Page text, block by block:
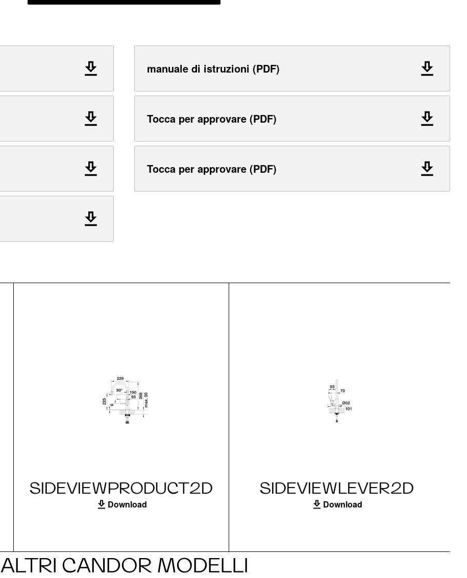
manuale di istruzioni (PDF)
Tocca per approvare (PDF)
Tocca per approvare (PDF)
SIDEVIEWPRODUCT2D
Download
SIDEVIEWLEVER2D
Download
ALTRI CANDOR MODELLI